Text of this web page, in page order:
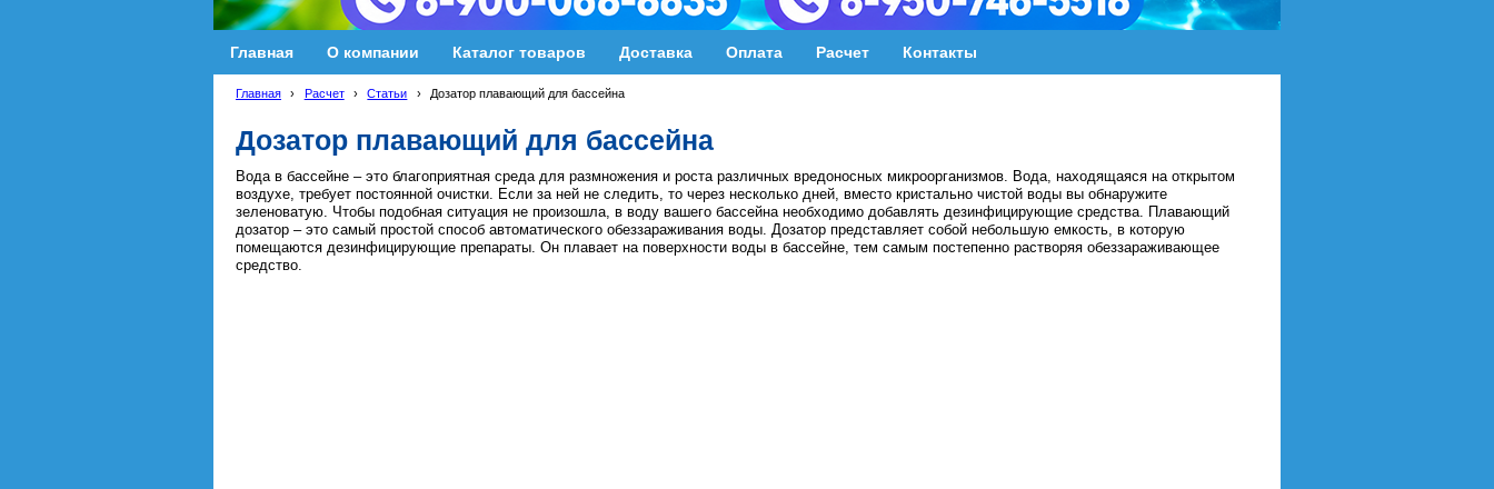
Главная О компании Каталог товаров Доставка Оплата Расчет Контакты
Главная › Расчет › Статьи › Дозатор плавающий для бассейна
Дозатор плавающий для бассейна
Вода в бассейне – это благоприятная среда для размножения и роста различных вредоносных микроорганизмов. Вода, находящаяся на открытом
воздухе, требует постоянной очистки. Если за ней не следить, то через несколько дней, вместо кристально чистой воды вы обнаружите
зеленоватую. Чтобы подобная ситуация не произошла, в воду вашего бассейна необходимо добавлять дезинфицирующие средства. Плавающий
дозатор – это самый простой способ автоматического обеззараживания воды. Дозатор представляет собой небольшую емкость, в которую
помещаются дезинфицирующие препараты. Он плавает на поверхности воды в бассейне, тем самым постепенно растворяя обеззараживающее
средство.